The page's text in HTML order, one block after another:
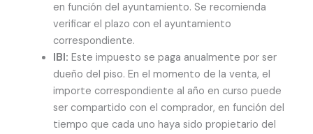
en función del ayuntamiento. Se recomienda
verificar el plazo con el ayuntamiento
correspondiente.
IBI: Este impuesto se paga anualmente por ser
dueño del piso. En el momento de la venta, el
importe correspondiente al año en curso puede
ser compartido con el comprador, en función del
tiempo que cada uno haya sido propietario del